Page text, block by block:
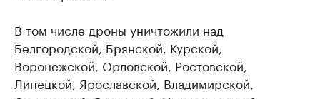
В том числе дроны уничтожили над
Белгородской, Брянской, Курской,
Воронежской, Орловской, Ростовской,
Липецкой, Ярославской, Владимирской,